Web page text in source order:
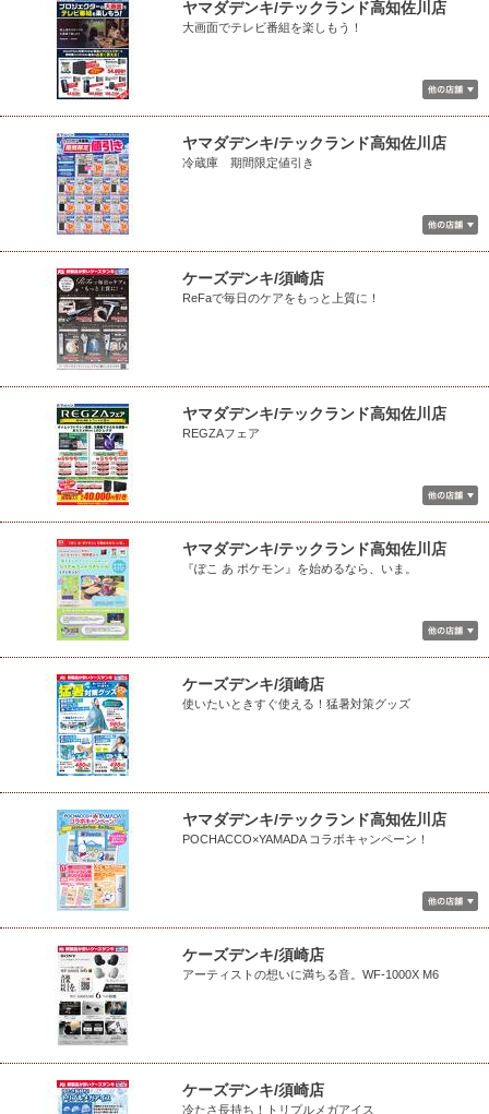
ヤマダデンキ/テックランド高知佐川店
大画面でテレビ番組を楽しもう！
ヤマダデンキ/テックランド高知佐川店
冷蔵庫 期間限定値引き
ケーズデンキ/須崎店
ReFaで毎日のケアをもっと上質に！
ヤマダデンキ/テックランド高知佐川店
REGZAフェア
ヤマダデンキ/テックランド高知佐川店
『ぽこ あ ポケモン』を始めるなら、いま。
ケーズデンキ/須崎店
使いたいときすぐ使える！猛暑対策グッズ
ヤマダデンキ/テックランド高知佐川店
POCHACCO×YAMADA コラボキャンペーン！
ケーズデンキ/須崎店
アーティストの想いに満ちる音。WF-1000X M6
ケーズデンキ/須崎店
冷たさ長持ち！トリプルメガアイス